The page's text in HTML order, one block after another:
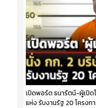
เปิดพอร์ต ธนารัตน์-ผู้เปิด
แห่ง รับงานรัฐ 20 โครงกา